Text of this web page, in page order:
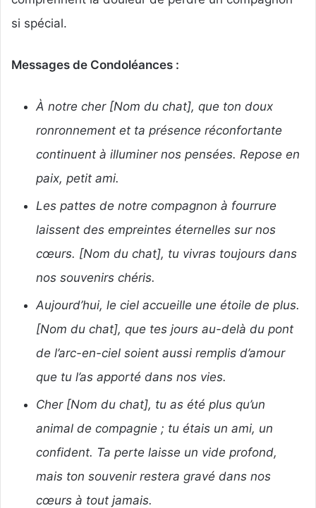
si spécial.
Messages de Condoléances :
À notre cher [Nom du chat], que ton doux
ronronnement et ta présence réconfortante
continuent à illuminer nos pensées. Repose en
paix, petit ami.
Les pattes de notre compagnon à fourrure
laissent des empreintes éternelles sur nos
cœurs. [Nom du chat], tu vivras toujours dans
nos souvenirs chéris.
Aujourd’hui, le ciel accueille une étoile de plus.
[Nom du chat], que tes jours au-delà du pont
de l’arc-en-ciel soient aussi remplis d’amour
que tu l’as apporté dans nos vies.
Cher [Nom du chat], tu as été plus qu’un
animal de compagnie ; tu étais un ami, un
confident. Ta perte laisse un vide profond,
mais ton souvenir restera gravé dans nos
cœurs à tout jamais.